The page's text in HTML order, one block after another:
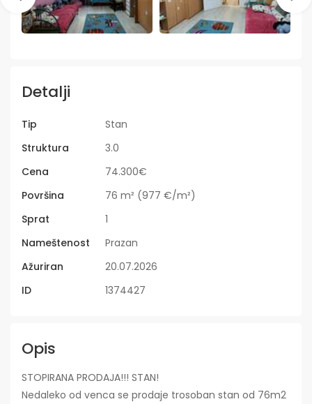
Detalji
Tip
Stan
Struktura
3.0
Cena
74.300€
Površina
76 m² (977 €/m²)
Sprat
1
Nameštenost
Prazan
Ažuriran
20.07.2026
ID
1374427
Opis
STOPIRANA PRODAJA!!! STAN!
Nedaleko od venca se prodaje trosoban stan od 76m2